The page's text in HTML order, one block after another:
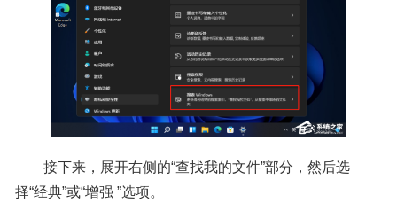
接下来，展开右侧的“查找我的文件”部分，然后选
择“经典”或“增强 ”选项。